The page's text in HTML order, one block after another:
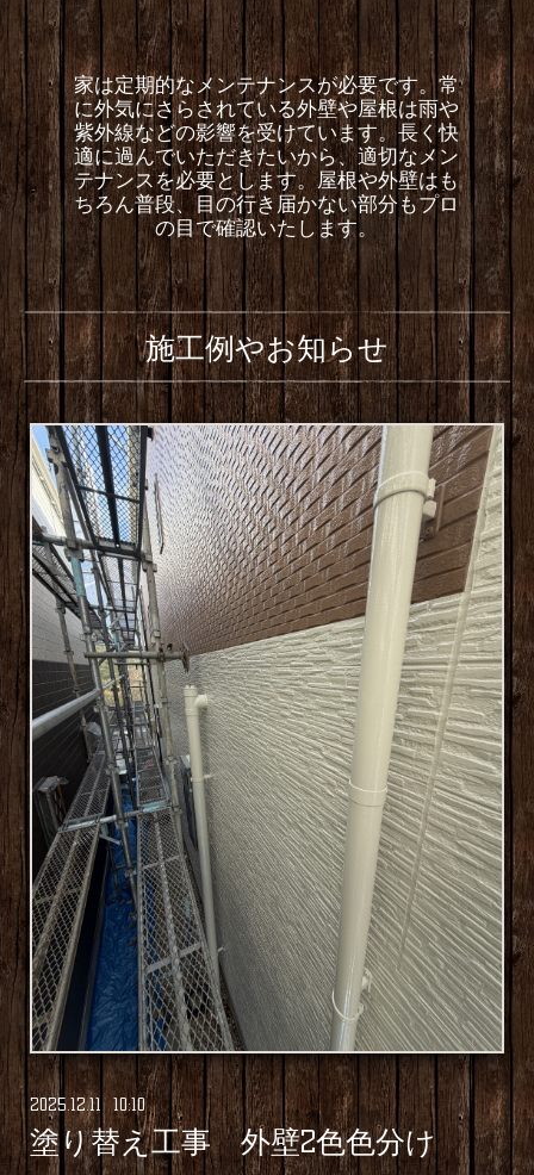
家は定期的なメンテナンスが必要です。常
に外気にさらされている外壁や屋根は雨や
紫外線などの影響を受けています。長く快
適に過んでいただきたいから、適切なメン
テナンスを必要とします。屋根や外壁はも
ちろん普段、目の行き届かない部分もプロ
の目で確認いたします。
施工例やお知らせ
2025.12.11 10:10
塗り替え工事 外壁2色色分け